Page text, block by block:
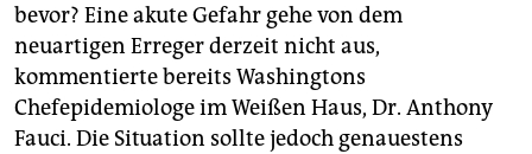
bevor? Eine akute Gefahr gehe von dem
neuartigen Erreger derzeit nicht aus,
kommentierte bereits Washingtons
Chefepidemiologe im Weißen Haus, Dr. Anthony
Fauci. Die Situation sollte jedoch genauestens